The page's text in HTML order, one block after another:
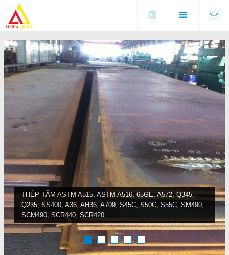
THÉP TẤM ASTM A515, ASTM A516, 65GE, A572, Q345,
Q235, SS400, A36, AH36, A709, S45C, S50C, S55C, SM490,
SCM490, SCR440, SCR420...
DANH MỤC
Sản phẩm
Liên hệ
Đóng
TRÊN MẠNG XÃ HỘI
LIÊN HỆ
Địa chỉ
Số 5A, KCX Linh Trung 1, P
Linh Trung, TP. Thủ Đức, TP.
HCM
0937682789
(0274) 3729 333
COPYRIGHT 2016. ALL RIGHTS RESERVED